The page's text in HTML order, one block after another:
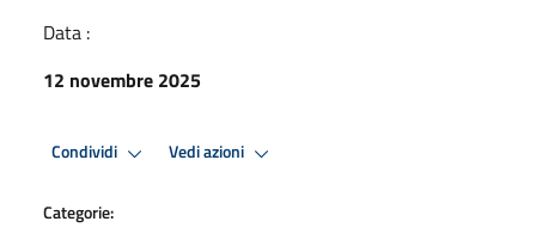
Data :
12 novembre 2025
Condividi Vedi azioni
Categorie: